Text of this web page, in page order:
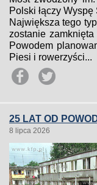
Polski łączy
Największa tego
zostanie
Powodem
Piesi i rowerzyści...
25 LAT OD
8 lipca 2026